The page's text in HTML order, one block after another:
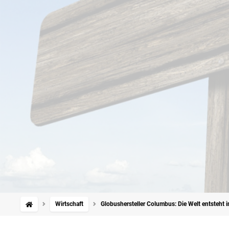
Wirtschaft Globushersteller Columbus: Die Welt entsteht